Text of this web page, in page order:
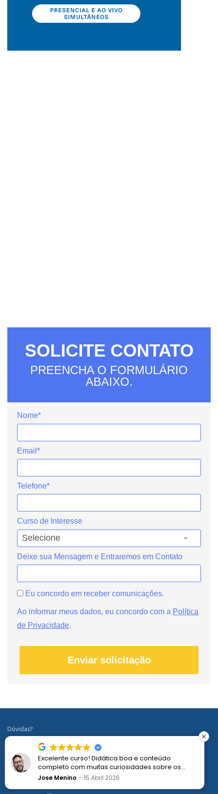
SOLICITE CONTATO
PREENCHA O FORMULÁRIO
ABAIXO.
Nome*
Email*
Telefone*
Curso de Interesse
Deixe sua Mensagem e Entraremos em Contato
Eu concordo em receber comunicações.
Ao informar meus dados, eu concordo com a Política
de Privacidade.
Enviar solicitação
Dúvidas?
faleconosco@ledermanconsulting.com.br
(11) 99788-6745
Excelente curso! Didática boa e conteúdo
completo com muitas curiosidades sobre os
processos Disney e a proposta de encantamento
Jose Menino 15 Abril 2026